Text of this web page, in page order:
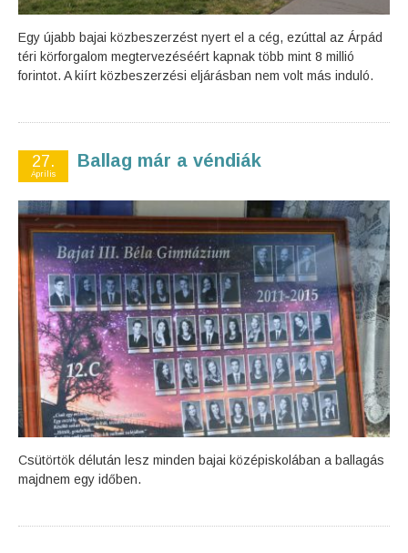
Egy újabb bajai közbeszerzést nyert el a cég, ezúttal az Árpád
téri körforgalom megtervezéséért kapnak több mint 8 millió
forintot. A kiírt közbeszerzési eljárásban nem volt más induló.
27.
Április
Ballag már a véndiák
Csütörtök délután lesz minden bajai középiskolában a ballagás
majdnem egy időben.